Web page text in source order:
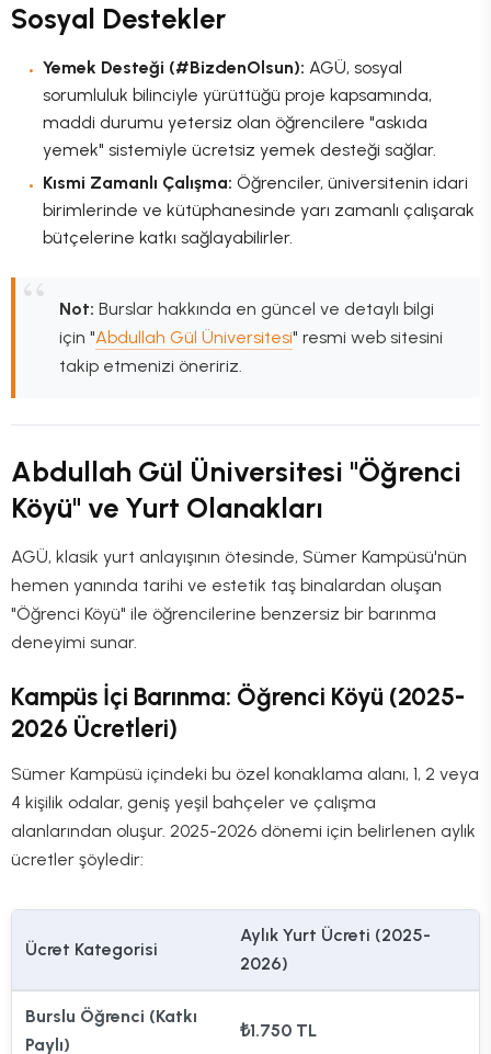
Sosyal Destekler
Yemek Desteği (#BizdenOlsun): AGÜ, sosyal
sorumluluk bilinciyle yürüttüğü proje kapsamında,
maddi durumu yetersiz olan öğrencilere "askıda
yemek" sistemiyle ücretsiz yemek desteği sağlar.
Kısmi Zamanlı Çalışma: Öğrenciler, üniversitenin idari
birimlerinde ve kütüphanesinde yarı zamanlı çalışarak
bütçelerine katkı sağlayabilirler.
Not: Burslar hakkında en güncel ve detaylı bilgi
için "Abdullah Gül Üniversitesi" resmi web sitesini
takip etmenizi öneririz.
Abdullah Gül Üniversitesi "Öğrenci
Köyü" ve Yurt Olanakları
AGÜ, klasik yurt anlayışının ötesinde, Sümer Kampüsü'nün
hemen yanında tarihi ve estetik taş binalardan oluşan
"Öğrenci Köyü" ile öğrencilerine benzersiz bir barınma
deneyimi sunar.
Kampüs İçi Barınma: Öğrenci Köyü (2025-
2026 Ücretleri)
Sümer Kampüsü içindeki bu özel konaklama alanı, 1, 2 veya
4 kişilik odalar, geniş yeşil bahçeler ve çalışma
alanlarından oluşur. 2025-2026 dönemi için belirlenen aylık
ücretler şöyledir:
Ücret Kategorisi
Aylık Yurt Ücreti (2025-
2026)
Burslu Öğrenci (Katkı
Paylı)
₺1.750 TL